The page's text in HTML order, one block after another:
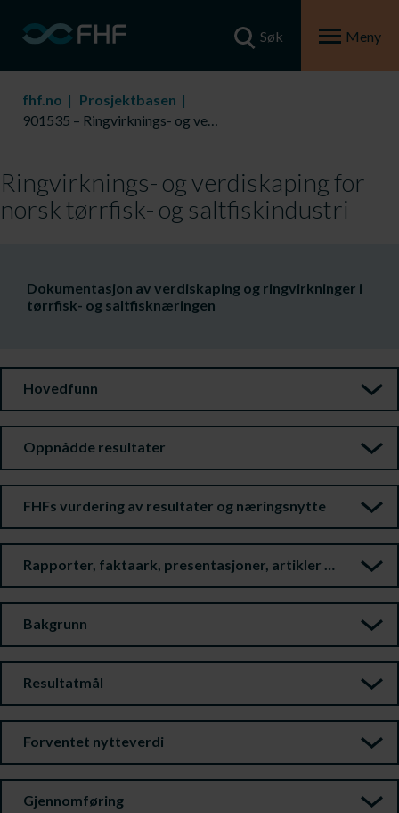
Søk Meny
fhf.no
Prosjektbasen
901535 – Ringvirknings- og verdiskaping for norsk tørrfisk- og saltfiskindustri
Ringvirknings- og verdiskaping for
norsk tørrfisk- og saltfiskindustri
​Dokumentasjon av verdiskaping og ringvirkninger i
tørrfisk- og saltfisknæringen
Hovedfunn
Oppnådde resultater
FHFs vurdering av resultater og næringsnytte
Rapporter, faktaark, presentasjoner, artikler m.m.
Bakgrunn
Resultatmål
Forventet nytteverdi
Gjennomføring